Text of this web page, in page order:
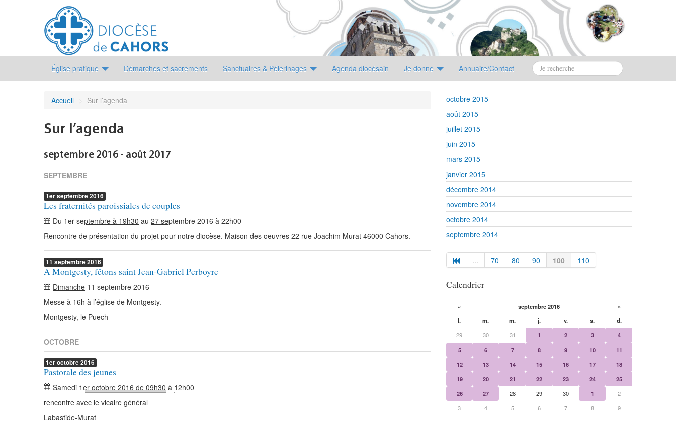
Église pratique Démarches et sacrements Sanctuaires & Pélerinages Agenda diocésain Je donne Annuaire/Contact
Accueil > Sur l’agenda
Sur l’agenda
septembre 2016 - août 2017
SEPTEMBRE
1erseptembre2016
Les fraternités paroissiales de couples
Du 1er septembre à 19h30 au 27 septembre 2016 à 22h00
Rencontre de présentation du projet pour notre diocèse. Maison des oeuvres 22 rue Joachim Murat 46000 Cahors.
11 septembre2016
A Montgesty, fêtons saint Jean-Gabriel Perboyre
Dimanche 11 septembre 2016
Messe à 16h à l’église de Montgesty.
Montgesty, le Puech
OCTOBRE
1eroctobre2016
Pastorale des jeunes
Samedi 1er octobre 2016 de 09h30 à 12h00
rencontre avec le vicaire général
Labastide-Murat
octobre 2015
août 2015
juillet 2015
juin 2015
mars 2015
janvier 2015
décembre 2014
novembre 2014
octobre 2014
septembre 2014
... 70 80 90 100 110
Calendrier
« septembre 2016
»
l.
m. m. j. v. s.
d.
29
30 31 1 2 3
4
5
6 7 8 9 10
11
12
13 14 15 16 17
18
19
20 21 22 23 24
25
26
27 28 29 30 1
2
3
4 5 6 7 8 9